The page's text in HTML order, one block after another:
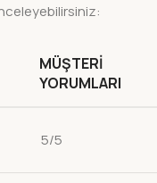
MÜŞTERI
YORUMLARI
5/5